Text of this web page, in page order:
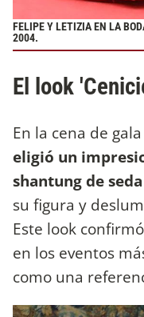
FELIPE Y LETIZIA EN LA
2004.
El look
En la cena de
eligió un
shantung de seda
su figura y
Este look
en los eventos
como una